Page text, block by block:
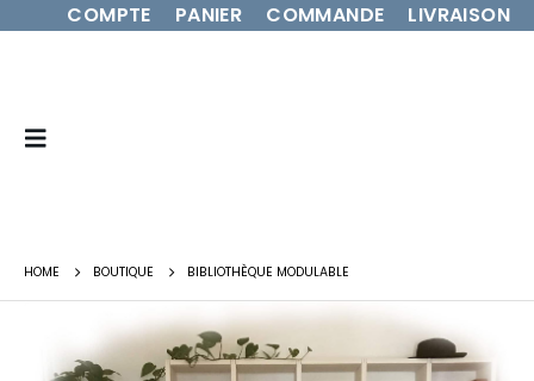
COMPTE PANIER COMMANDE LIVRAISON
HOME BOUTIQUE BIBLIOTHÈQUE MODULABLE